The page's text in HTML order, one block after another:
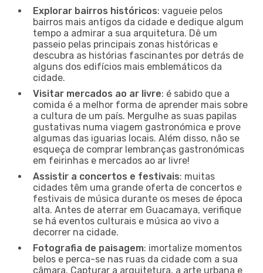
Explorar bairros históricos: vagueie pelos
bairros mais antigos da cidade e dedique algum
tempo a admirar a sua arquitetura. Dê um
passeio pelas principais zonas históricas e
descubra as histórias fascinantes por detrás de
alguns dos edifícios mais emblemáticos da
cidade.
Visitar mercados ao ar livre: é sabido que a
comida é a melhor forma de aprender mais sobre
a cultura de um país. Mergulhe as suas papilas
gustativas numa viagem gastronómica e prove
algumas das iguarias locais. Além disso, não se
esqueça de comprar lembranças gastronómicas
em feirinhas e mercados ao ar livre!
Assistir a concertos e festivais: muitas
cidades têm uma grande oferta de concertos e
festivais de música durante os meses de época
alta. Antes de aterrar em Guacamaya, verifique
se há eventos culturais e música ao vivo a
decorrer na cidade.
Fotografia de paisagem: imortalize momentos
belos e perca-se nas ruas da cidade com a sua
câmara. Capturar a arquitetura, a arte urbana e